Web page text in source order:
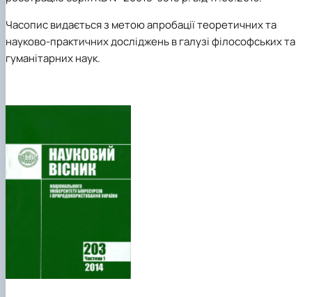
клуб»
Науковий гурток «Філософські проблеми
міжособистісної та міжгрупової комунікаці…
Науковий гурток «Історія держави і права
України»
Часопис видається з метою апробації теоретичних та
науково-практичних досліджень в галузі філософських та
гуманітарних наук.